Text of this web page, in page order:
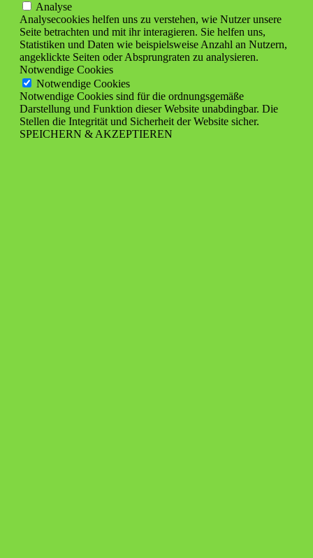
Analyse
Analysecookies helfen uns zu verstehen, wie Nutzer unsere
Seite betrachten und mit ihr interagieren. Sie helfen uns,
Statistiken und Daten wie beispielsweise Anzahl an Nutzern,
angeklickte Seiten oder Absprungraten zu analysieren.
Notwendige Cookies
Notwendige Cookies
Notwendige Cookies sind für die ordnungsgemäße
Darstellung und Funktion dieser Website unabdingbar. Die
Stellen die Integrität und Sicherheit der Website sicher.
SPEICHERN & AKZEPTIEREN